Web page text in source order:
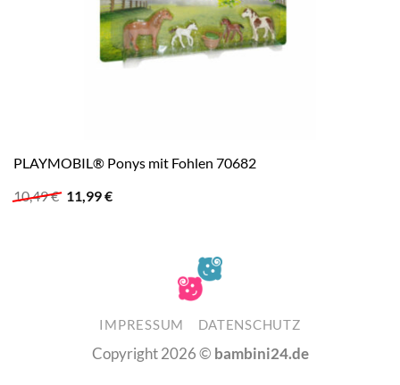
PLAYMOBIL® Ponys mit Fohlen 70682
10,49€ Ursprünglicher
11,99€Aktueller
IMPRESSUM DATENSCHUTZ
Copyright 2026 © bambini24.de